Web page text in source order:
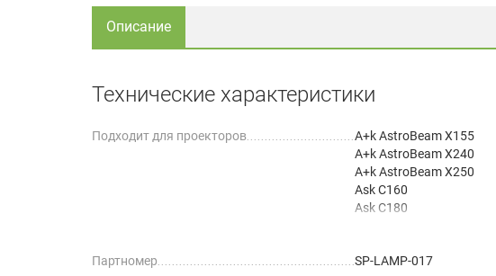
Описание
Технические характеристики
Подходит для проекторов
A+k AstroBeam X155
A+k AstroBeam X240
A+k AstroBeam X250
Ask C160
Ask C180
8758
Партномер
SP-LAMP-017